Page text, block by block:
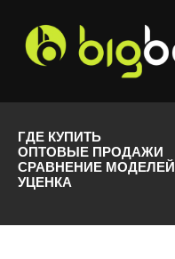
ГДЕ КУПИТЬ
ОПТОВЫЕ ПРОДАЖИ
СРАВНЕНИЕ МОДЕЛЕЙ
УЦЕНКА